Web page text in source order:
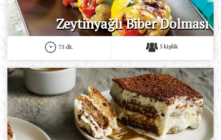
Zeytinyağlı Biber Dolması
75 dk. 5 kişilik